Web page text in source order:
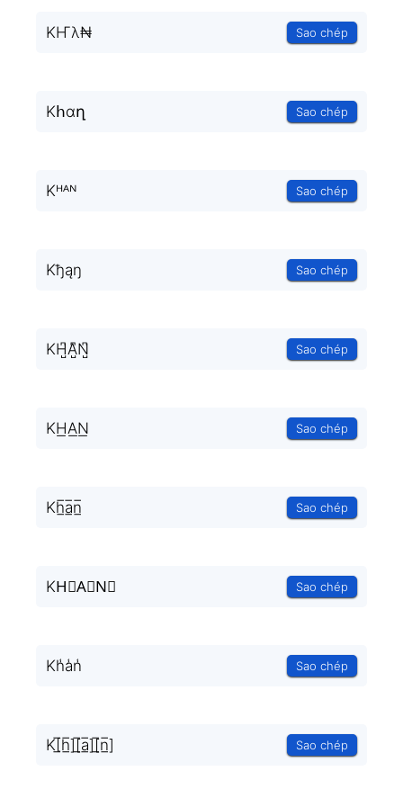
KҤλ₦ Sao chép
Kհɑղ Sao chép
Kᴴᴬᴺ Sao chép
Kђąŋ Sao chép
KH̺͆A̺͆N̺͆ Sao chép
KH͟A͟N͟ Sao chép
Kh̲̅a̲̅n̲̅ Sao chép
KH⃣A⃣N⃣ Sao chép
Kh̾a̾n̾ Sao chép
K[̲̅h̲̅][̲̅a̲̅][̲̅n̲̅] Sao chép